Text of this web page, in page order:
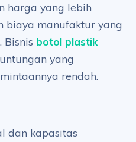
harga yang lebih
biaya manufaktur yang
Bisnis botol plastik
yang
rendah.
dan kapasitas